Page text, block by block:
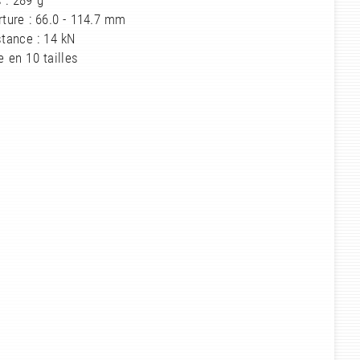
: 66.0 - 114.7 mm
: 14 kN
en 10 tailles